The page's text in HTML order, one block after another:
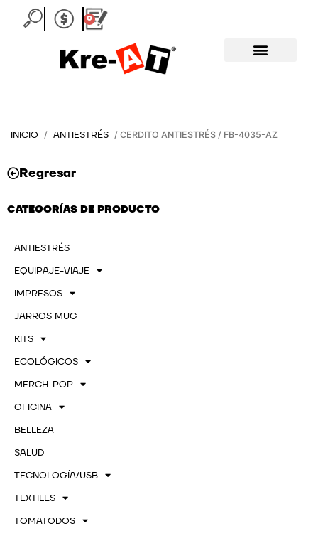
0
Carrito
INICIO / ANTIESTRÉS / CERDITO ANTIESTRÉS / FB-4035-AZ
Regresar
CATEGORÍAS DE PRODUCTO
ANTIESTRÉS
EQUIPAJE-VIAJE
IMPRESOS
JARROS MUG
KITS
ECOLÓGICOS
MERCH-POP
OFICINA
BELLEZA
SALUD
TECNOLOGÍA/USB
TEXTILES
TOMATODOS